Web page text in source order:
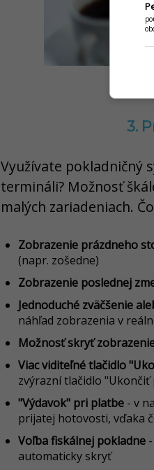
3.
Využívate pokladničný
termináli? Možnosť
malých zariadeniach.
Zobrazenie prázdneho
(napr. zošedne)
Zobrazenie poslednej
Jednoduché zväčšenie
náhľad zobrazenia v
Možnosť skryť
Viac viditeľné tlačidlo
zvýrazní tlačidlo "Ukončiť
"Výdavok" pri platbe - v
prijatej hotovosti, vďaka
Voľba fiskálnej pokladne
automaticky skryť